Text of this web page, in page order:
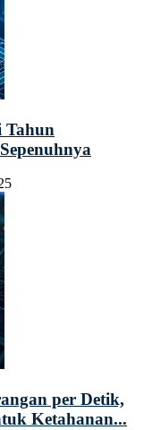
Tahun
per Detik,
Ketahanan...